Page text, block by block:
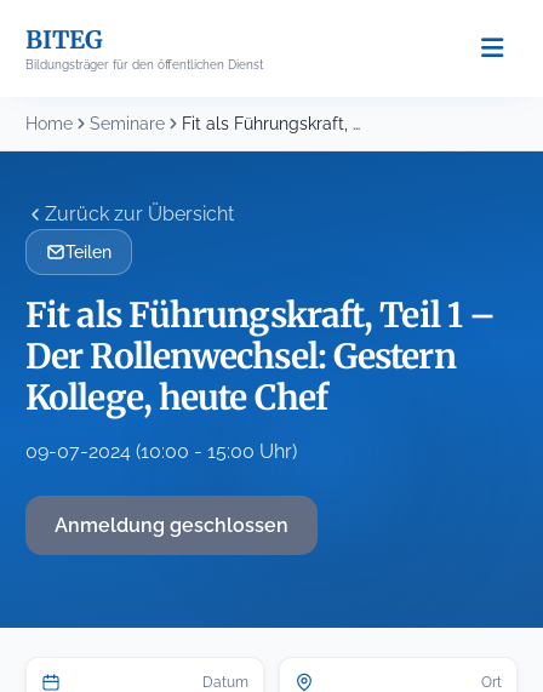
content
BITEG
Bildungsträger für den öffentlichen Dienst
Home Seminare Fit als Führungskraft, Teil 1 – Der Rollenwechsel:...
Zurück zur Übersicht
Teilen
Fit als Führungskraft, Teil 1 –
Der Rollenwechsel: Gestern
Kollege, heute Chef
09-07-2024 (10:00 - 15:00 Uhr)
Anmeldung geschlossen
Datum Ort